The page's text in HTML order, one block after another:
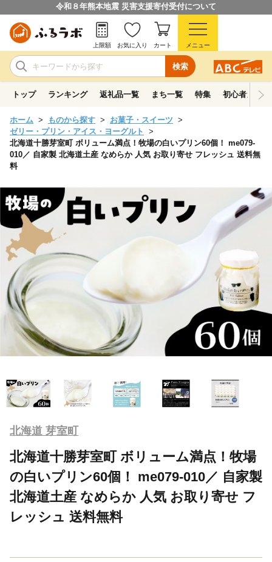
令和８年熊本地震 災害支援寄付受付について
検索
上限額 お気に入り カート メニュー
トップ ランキング 返礼品一覧 まち一覧 特集 初心者ガイド
ホーム ものから探す
お菓子・スイーツ
ゼリー・プリン・アイス・ヨーグルト
北海道十勝芽室町 ボリューム満点！牧場の白いプリン60個！ me079-
010／ 自家製 北海道土産 なめらか 人気 お取り寄せ フレッシュ 送料無
料
北海道 芽室町
北海道十勝芽室町 ボリューム満点！牧場
の白いプリン60個！ me079-010／ 自家製
北海道土産 なめらか 人気 お取り寄せ フ
レッシュ 送料無料